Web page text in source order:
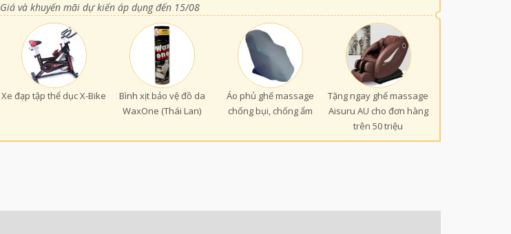
Giá và khuyến mãi dự kiến áp dụng đến 15/08
Xe đạp tập thể dục X-Bike
Bình xịt bảo vệ đồ da
WaxOne (Thái Lan)
Áo phủ ghế massage
chống bụi, chống ẩm
Tặng ngay ghế massage
Aisuru AU cho đơn hàng
trên 50 triệu